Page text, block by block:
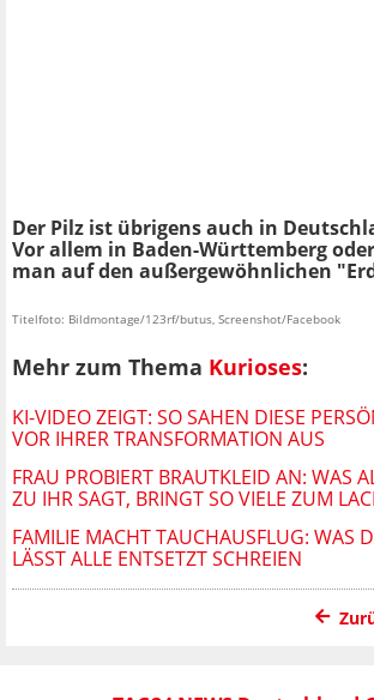
Der Pilz ist übrigens auch in
Vor allem in Baden-Württemberg
man auf den außergewöhnlichen
Titelfoto: Bildmontage/123rf/butus, Screenshot/Facebook
Mehr zum Thema Kurioses:
KI-VIDEO ZEIGT: SO SAHEN DIESE
VOR IHRER TRANSFORMATION AUS
FRAU PROBIERT BRAUTKLEID AN: WAS
ZU IHR SAGT, BRINGT SO VIELE ZUM
FAMILIE MACHT TAUCHAUSFLUG: WAS
LÄSST ALLE ENTSETZT SCHREIEN